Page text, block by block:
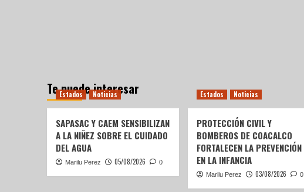
Te puede interesar
Estados Noticias
SAPASAC Y CAEM SENSIBILIZAN
A LA NIÑEZ SOBRE EL CUIDADO
DEL AGUA
Marilu Perez 05/08/2026 0
Estados Noticias
PROTECCIÓN CIVIL Y
BOMBEROS DE COACALCO
FORTALECEN LA PREVENCIÓN
EN LA INFANCIA
Marilu Perez 03/08/2026 0